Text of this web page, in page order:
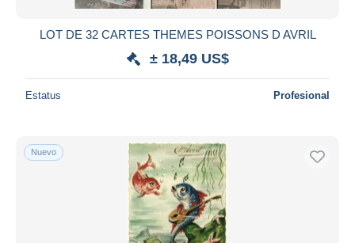
LOT DE 32 CARTES THEMES POISSONS D AVRIL
± 18,49 US$
Estatus Profesional
Nuevo